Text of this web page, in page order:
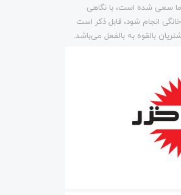
سعی شده است، با نگاهی
انجام شود، قابل ذکر است
بالقوه به بالفعل می‌باشد.